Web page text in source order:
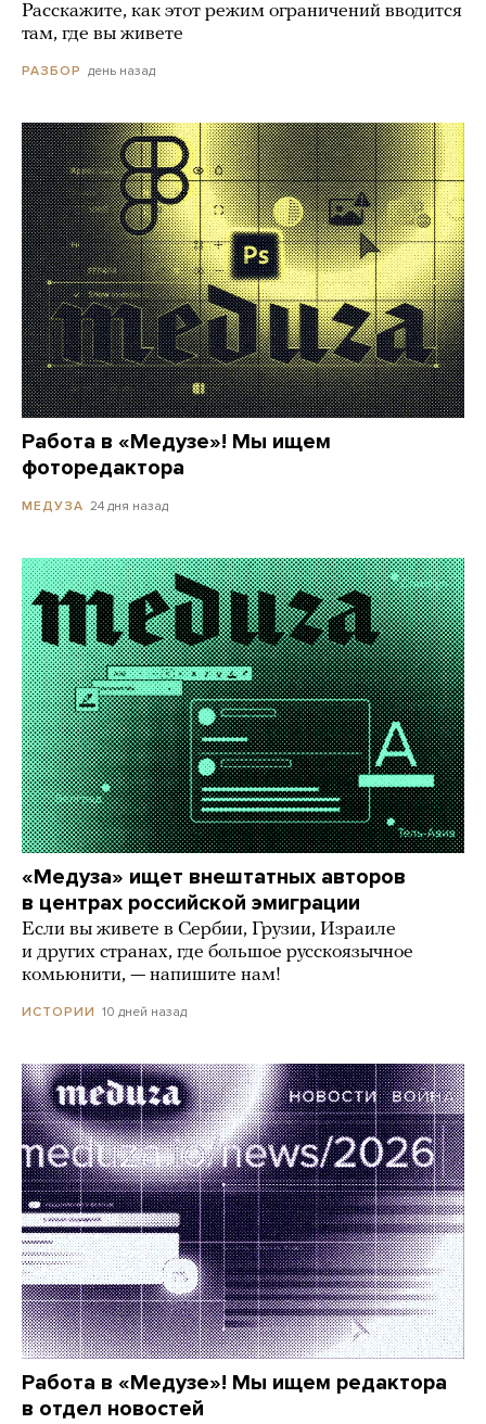
Расскажите, как этот режим ограничений вводится
там, где вы живете
РАЗБОР день назад
Работа в «Медузе»! Мы ищем
фоторедактора
МЕДУЗА 24 дня назад
«Медуза» ищет внештатных авторов
в центрах российской эмиграции
Если вы живете в Сербии, Грузии, Израиле
и других странах, где большое русскоязычное
комьюнити, — напишите нам!
ИСТОРИИ 10 дней назад
Работа в «Медузе»! Мы ищем редактора
в отдел новостей